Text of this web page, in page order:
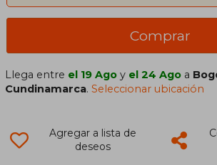
Comprar
Llega entre el 19 Ago y el 24 Ago a
Cundinamarca.Seleccionar ubicación
Agregar a lista de
deseos